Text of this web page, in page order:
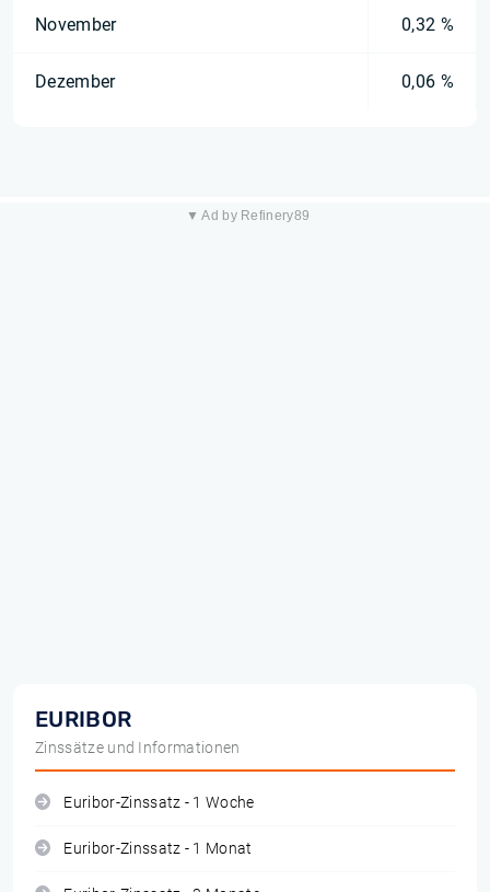
November 0,32 %
Dezember 0,06 %
▼ Ad by Refinery89
EURIBOR
Zinssätze und Informationen
Euribor-Zinssatz - 1 Woche
Euribor-Zinssatz - 1 Monat